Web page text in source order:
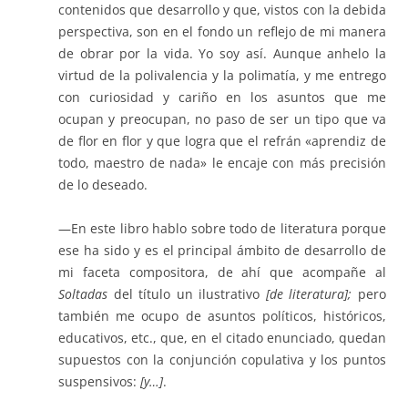
contenidos que desarrollo y que, vistos con la debida
perspectiva, son en el fondo un reflejo de mi manera
de obrar por la vida. Yo soy así. Aunque anhelo la
virtud de la polivalencia y la polimatía, y me entrego
con curiosidad y cariño en los asuntos que me
ocupan y preocupan, no paso de ser un tipo que va
de flor en flor y que logra que el refrán «aprendiz de
todo, maestro de nada» le encaje con más precisión
de lo deseado.
—En este libro hablo sobre todo de literatura porque
ese ha sido y es el principal ámbito de desarrollo de
mi faceta compositora, de ahí que acompañe al
Soltadas del título un ilustrativo [de literatura]; pero
también me ocupo de asuntos políticos, históricos,
educativos, etc., que, en el citado enunciado, quedan
supuestos con la conjunción copulativa y los puntos
suspensivos: [y…].